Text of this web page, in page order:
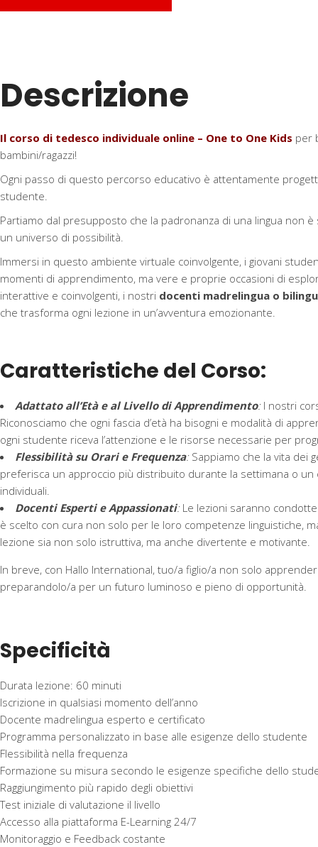
to
One
5-
16
anni
quantità
Descrizione
Il corso di tedesco individuale online – One to One Kids per
bambini/ragazzi!
Ogni passo di questo percorso educativo è attentamente
studente.
Partiamo dal presupposto che la padronanza di una lingua non
un universo di possibilità.
Immersi in questo ambiente virtuale coinvolgente, i giovani
momenti di apprendimento, ma vere e proprie occasioni di
interattive e coinvolgenti, i nostri docenti madrelingua o
che trasforma ogni lezione in un’avventura emozionante.
Caratteristiche del Corso:
Adattato all’Età e al Livello di Apprendimento:I nostri
Riconosciamo che ogni fascia d’età ha bisogni e modalità di
ogni studente riceva l’attenzione e le risorse necessarie per
Flessibilità su Orari e Frequenza:Sappiamo che la vita dei
preferisca un approccio più distribuito durante la settimana o
individuali.
Docenti Esperti e Appassionati:Le lezioni saranno condotte
è scelto con cura non solo per le loro competenze linguistiche,
lezione sia non solo istruttiva, ma anche divertente e motivante.
In breve, con Hallo International, tuo/a figlio/a non solo
preparandolo/a per un futuro luminoso e pieno di opportunità.
Specificità
Durata lezione: 60 minuti
Iscrizione in qualsiasi momento dell’anno
Docente madrelingua esperto e certificato
Programma personalizzato in base alle esigenze dello studente
Flessibilità nella frequenza
Formazione su misura secondo le esigenze specifiche dello
Raggiungimento più rapido degli obiettivi
Test iniziale di valutazione il livello
Accesso alla piattaforma E-Learning 24/7
Monitoraggio e Feedback costante